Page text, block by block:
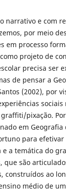
narrativo e com
por meio
em processo
projeto de
precisa ser
de pensar a
(2002), por
pixação.
em
para
e a temática do
que são
construídos ao
médio de